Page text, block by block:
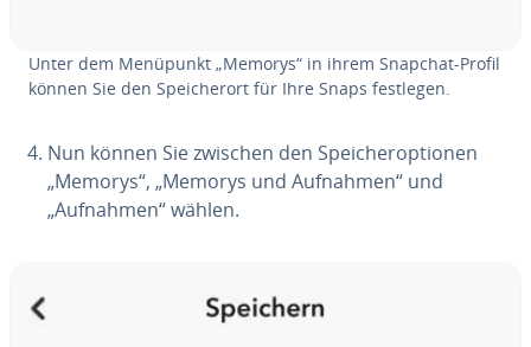
Unter dem Menüpunkt „Memorys“ in ihrem Snapchat-Profil
können Sie den Spei­cher­ort für Ihre Snaps festlegen.
Nun können Sie zwischen den Spei­cher­op­tio­nen
„Memorys“, „Memorys und Aufnahmen“ und
„Aufnahmen“ wählen.